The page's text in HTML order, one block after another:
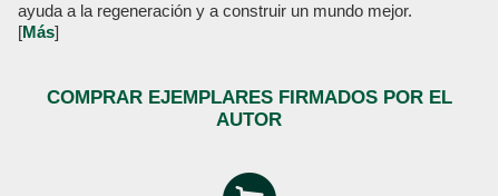
ayuda a la regeneración y a construir un mundo mejor.
[Más]
COMPRAR EJEMPLARES FIRMADOS POR EL
AUTOR